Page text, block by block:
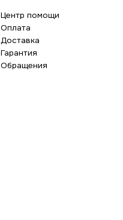
Центр помощи
Оплата
Доставка
Гарантия
Обращения